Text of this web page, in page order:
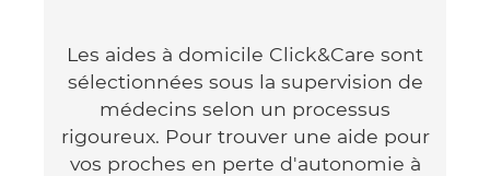
Les aides à domicile Click&Care sont
sélectionnées sous la supervision de
médecins selon un processus
rigoureux. Pour trouver une aide pour
vos proches en perte d'autonomie à